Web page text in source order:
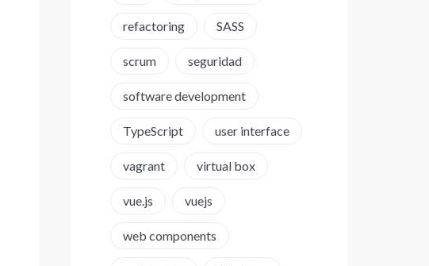
refactoring SASS
scrum seguridad
software development
TypeScript user interface
vagrant virtual box
vue.js vuejs
web components